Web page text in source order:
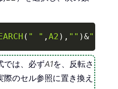
( " " , A2 ) , "" )&", "
Copy
では、必ずA1を、反転さ
のセル参照に置き換え